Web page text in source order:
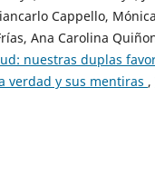
Cappello,
Ana Carolina
nuestras duplas
verdad y sus mentiras ,